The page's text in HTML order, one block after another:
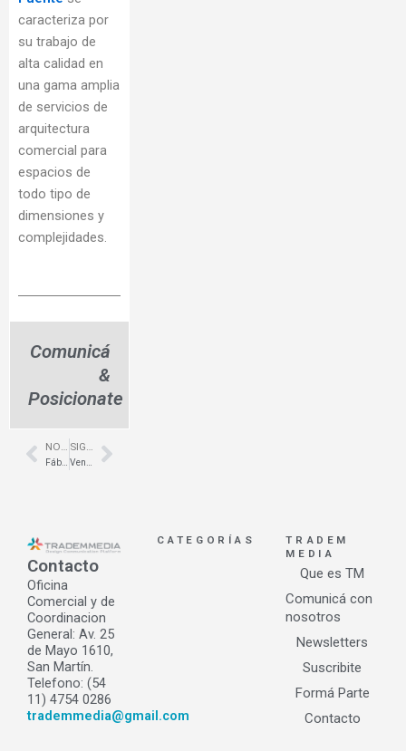
caracteriza por
su trabajo de
alta calidad en
una gama amplia
de servicios de
arquitectura
comercial para
espacios de
todo tipo de
dimensiones y
complejidades.
Comunicá
&
Posicionate
Prev Next
Contacto
Oficina
Comercial y de
Coordinacion
General: Av. 25
de Mayo 1610,
San Martín.
Telefono: (54
11) 4754 0286
trademmedia@gmail.com
CATEGORÍAS
TRADEM
MEDIA
Que es TM
Comunicá con
nosotros
Newsletters
Suscribite
Formá Parte
Contacto